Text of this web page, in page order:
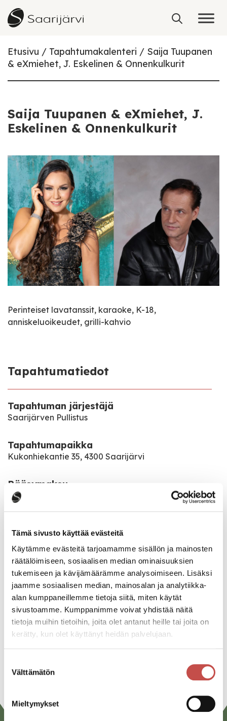
Tämä sivusto käyttää evästeitä
Käytämme evästeitä tarjoamamme sisällön ja mainosten
räätälöimiseen, sosiaalisen median ominaisuuksien
tukemiseen ja kävijämäärämme analysoimiseen. Lisäksi
jaamme sosiaalisen median, mainosalan ja analytiikka-
alan kumppaneillemme tietoja siitä, miten käytät
sivustoamme. Kumppanimme voivat yhdistää näitä
tietoja muihin tietoihin, joita olet antanut heille tai joita on
kerätty, kun olet käyttänyt heidän palvelujaan.
valinta
Välttämätön
Mieltymykset
Skip to content
Etusivu Tapahtumakalenteri
Saija Tuupanen
& eXmiehet, J. Eskelinen & Onnenkulkurit
Saija Tuupanen & eXmiehet, J.
Eskelinen & Onnenkulkurit
Perinteiset lavatanssit, karaoke, K-18,
anniskeluoikeudet, grilli-kahvio
Tapahtumatiedot
Tapahtuman järjestäjä
Saarijärven Pullistus
Tapahtumapaikka
Kukonhiekantie 35, 4300 Saarijärvi
Pääsymaksu
20€
Katso kaikki tapahtumat
Jaa tapahtuma:
Facebook
Linkedin